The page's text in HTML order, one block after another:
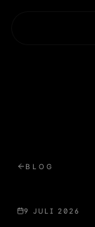
BLOG
9 JULI 2026